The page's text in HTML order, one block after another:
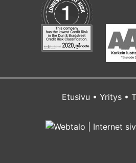
Etusivu • Yritys•